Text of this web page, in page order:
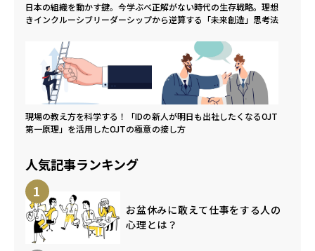
日本の組織を動かす鍵。今学ぶべ
きインクルーシブリーダーシップ
正解がない時代の生存戦略。理想
から逆算する「未来創造」思考法
現場の教え方を科学する！「IDの
第一原理」を活用したOJTの極意
新人が明日も出社したくなるOJT
の接し方
人気記事ランキング
1
お盆休みに敢えて仕事をする人の
心理とは？